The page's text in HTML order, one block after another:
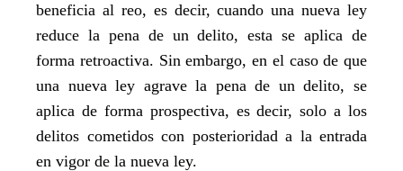
beneficia al reo, es decir, cuando una nueva ley
reduce la pena de un delito, esta se aplica de
forma retroactiva. Sin embargo, en el caso de que
una nueva ley agrave la pena de un delito, se
aplica de forma prospectiva, es decir, solo a los
delitos cometidos con posterioridad a la entrada
en vigor de la nueva ley.